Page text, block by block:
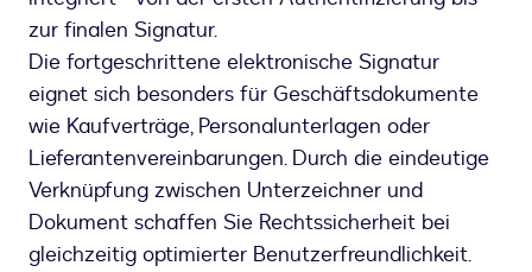
zur finalen Signatur.
Die fortgeschrittene elektronische Signatur
eignet sich besonders für Geschäftsdokumente
wie Kaufverträge, Personalunterlagen oder
Lieferantenvereinbarungen. Durch die eindeutige
Verknüpfung zwischen Unterzeichner und
Dokument schaffen Sie Rechtssicherheit bei
gleichzeitig optimierter Benutzerfreundlichkeit.